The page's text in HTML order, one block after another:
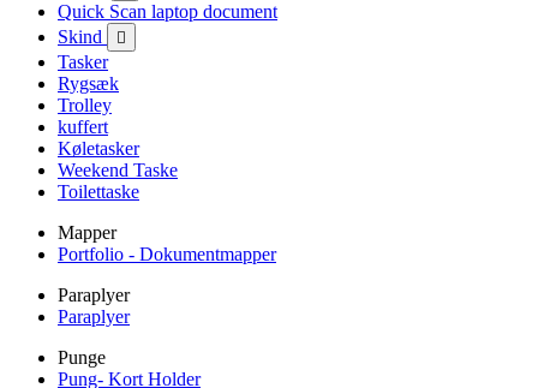
Quick Scan laptop document
Skind

Tasker
Rygsæk
Trolley
kuffert
Køletasker
Weekend Taske
Toilettaske
Mapper
Portfolio - Dokumentmapper
Paraplyer
Paraplyer
Punge
Pung- Kort Holder